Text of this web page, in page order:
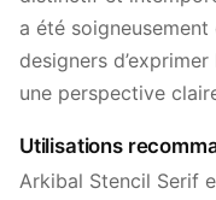
a été
designers
une perspective
Utilisations
Arkibal Stencil Serif